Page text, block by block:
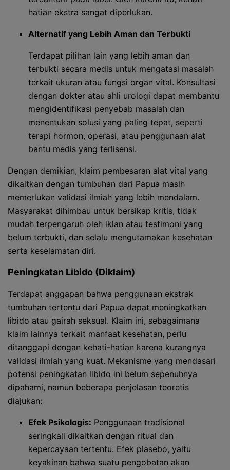
hatian ekstra sangat diperlukan.
Alternatif yang Lebih Aman dan Terbukti
Terdapat pilihan lain yang lebih aman dan
terbukti secara medis untuk mengatasi masalah
terkait ukuran atau fungsi organ vital. Konsultasi
dengan dokter atau ahli urologi dapat membantu
mengidentifikasi penyebab masalah dan
menentukan solusi yang paling tepat, seperti
terapi hormon, operasi, atau penggunaan alat
bantu medis yang terlisensi.
Dengan demikian, klaim pembesaran alat vital yang
dikaitkan dengan tumbuhan dari Papua masih
memerlukan validasi ilmiah yang lebih mendalam.
Masyarakat dihimbau untuk bersikap kritis, tidak
mudah terpengaruh oleh iklan atau testimoni yang
belum terbukti, dan selalu mengutamakan kesehatan
serta keselamatan diri.
Peningkatan Libido (Diklaim)
Terdapat anggapan bahwa penggunaan ekstrak
tumbuhan tertentu dari Papua dapat meningkatkan
libido atau gairah seksual. Klaim ini, sebagaimana
klaim lainnya terkait manfaat kesehatan, perlu
ditanggapi dengan kehati-hatian karena kurangnya
validasi ilmiah yang kuat. Mekanisme yang mendasari
potensi peningkatan libido ini belum sepenuhnya
dipahami, namun beberapa penjelasan teoretis
diajukan:
Efek Psikologis: Penggunaan tradisional
seringkali dikaitkan dengan ritual dan
kepercayaan tertentu. Efek plasebo, yaitu
keyakinan bahwa suatu pengobatan akan